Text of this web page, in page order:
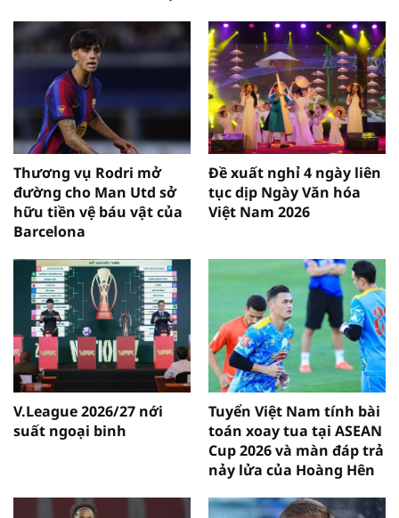
Thương vụ Rodri mở
đường cho Man Utd sở
hữu tiền vệ báu vật của
Barcelona
Đề xuất nghỉ 4 ngày liên
tục dịp Ngày Văn hóa
Việt Nam 2026
V.League 2026/27 nới
suất ngoại binh
Tuyển Việt Nam tính bài
toán xoay tua tại ASEAN
Cup 2026 và màn đáp trả
nảy lửa của Hoàng Hên